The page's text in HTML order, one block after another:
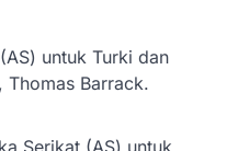
untuk Turki dan
Thomas Barrack.